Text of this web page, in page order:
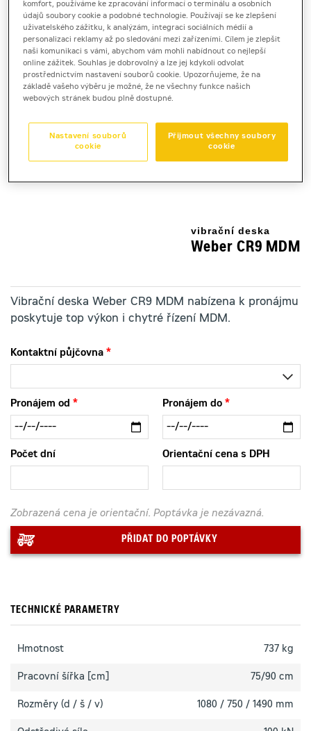
2 093 Kč s DPH
Sleva 20 %
23 a více dnů
1 490 Kč bez DPH
1 802 Kč s DPH
Sleva 20 %
Kauce
30 000 Kč
od 01.07.2026 - 31.08.2026
vibrační deska
Weber CR9 MDM
Vibrační deska Weber CR9 MDM nabízena k pronájmu
poskytuje top výkon i chytré řízení MDM.
Kontaktní půjčovna
Pronájem od Pronájem do
Počet dní Orientační cena s DPH
Zobrazená cena je orientační. Poptávka je nezávazná.
PŘIDAT DO POPTÁVKY
TECHNICKÉ PARAMETRY
Hmotnost 737 kg
Pracovní šířka [cm] 75/90 cm
Rozměry (d / š / v) 1080 / 750 / 1490 mm
komfort, používáme ke zpracování informací o terminálu a osobních
údajů soubory cookie a podobné technologie. Používají se ke zlepšení
uživatelského zážitku, k analýzám, integraci sociálních médií a
personalizaci reklamy až po sledování mezi zařízeními. Cílem je zlepšit
naši komunikaci s vámi, abychom vám mohli nabídnout co nejlepší
online zážitek. Souhlas je dobrovolný a lze jej kdykoli odvolat
prostřednictvím nastavení souborů cookie. Upozorňujeme, že na
základě vašeho výběru je možné, že ne všechny funkce našich
webových stránek budou plně dostupné.
Přijmout všechny soubory
cookie
Nastavení souborů
cookie